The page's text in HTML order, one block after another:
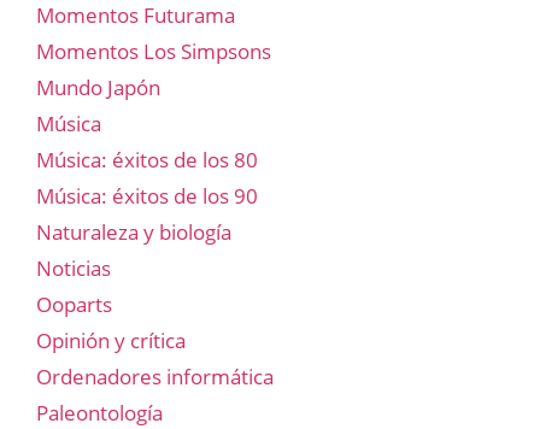
Momentos Futurama
Momentos Los Simpsons
Mundo Japón
Música
Música: éxitos de los 80
Música: éxitos de los 90
Naturaleza y biología
Noticias
Ooparts
Opinión y crítica
Ordenadores informática
Paleontología